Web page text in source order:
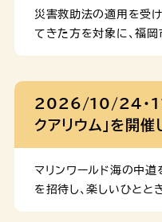
照ください。 (2)福岡市
をテーマに楽しめる体
食堂 地域のボランティ
ちへの食事の提供に加
災害救助法の適用を受
てきた方を対象に、福
い場合、福岡市母子健
康診査・産婦健康診査
妊産婦健康診査の助成
市妊婦健康診査・産婦
用を助成します。 (3)乳
2026/10/24・11/
クアリウム」を開催
マリンワールド海の中道
を招待し、楽しいひとと